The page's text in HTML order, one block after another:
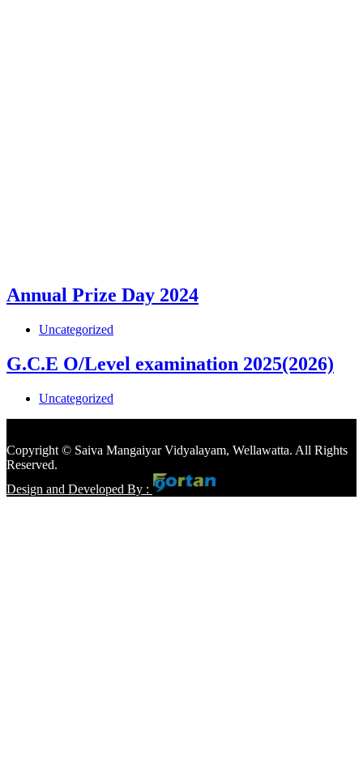
Annual Prize Day 2024
Uncategorized
G.C.E O/Level examination 2025(2026)
Uncategorized
Copyright © Saiva Mangaiyar Vidyalayam, Wellawatta. All Rights
Reserved.
Design and Developed By :